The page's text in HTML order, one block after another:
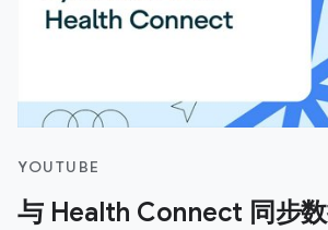
YOUTUBE
与 Health Connect 同步